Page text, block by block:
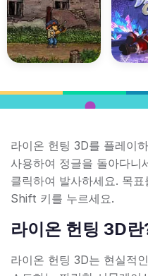
라이온 헌팅 3D를 플레이
사용하여 정글을 돌아다니
클릭하여 발사하세요. 목
Shift 키를 누르세요.
라이온 헌팅 3D란
라이온 헌팅 3D는 현실적